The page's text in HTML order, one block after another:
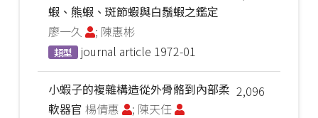
蝦、熊蝦、斑節蝦與白鬚蝦之鑑定
廖一久
; 陳惠彬
類型 journal article 1972-01
2,096
小蝦子的複雜構造從外骨骼到內部柔
軟器官 楊倩惠 ; 陳天任